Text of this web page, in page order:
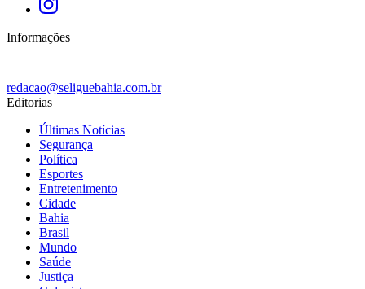
Informações
redacao@seliguebahia.com.br
Editorias
Últimas Notícias
Segurança
Política
Esportes
Entretenimento
Cidade
Bahia
Brasil
Mundo
Saúde
Justiça